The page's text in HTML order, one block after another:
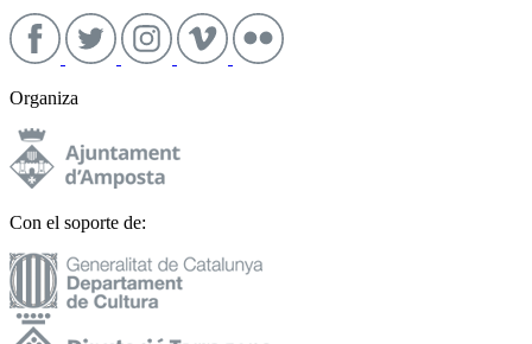
Organiza
Con el soporte de: